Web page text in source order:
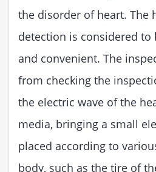
the disorder of heart. The
detection is considered to
and convenient. The
from checking the
the electric wave of the
media, bringing a small
placed according to
body, such as the tire of